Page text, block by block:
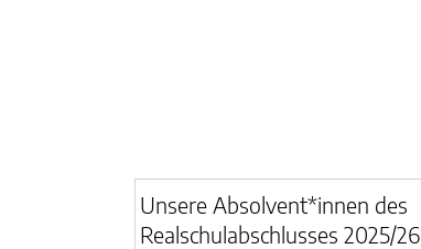
Unsere Absolvent*innen des
Realschulabschlusses 2025/26